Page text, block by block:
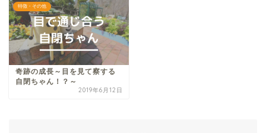
特徴・その他
奇跡の成長～目を見て察する
自閉ちゃん！？～
2019年6月12日